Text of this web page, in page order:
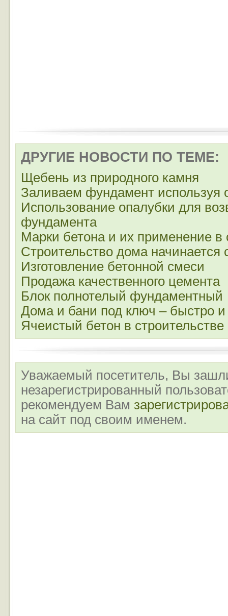
ДРУГИЕ НОВОСТИ ПО ТЕМЕ:
Щебень из природного камня
Заливаем фундамент используя
Использование опалубки для
фундамента
Марки бетона и их применение в
Строительство дома начинается
Изготовление бетонной смеси
Продажа качественного цемента
Блок полнотелый фундаментный
Дома и бани под ключ – быстро и
Ячеистый бетон в строительстве
Уважаемый посетитель, Вы
незарегистрированный
рекомендуем Вам
на сайт под своим именем.